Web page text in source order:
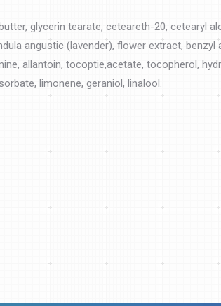
glycerin tearate, ceteareth-20, cetearyl
angustic (lavender), flower extract, benzyl
allantoin, tocoptie,acetate, tocopherol,
limonene, geraniol, linalool.